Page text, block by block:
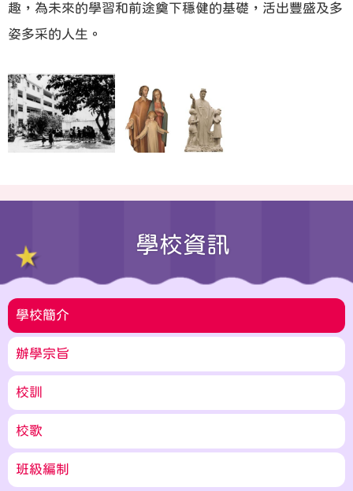
趣，為未來的學習和前途奠下穩健的基礎，活出豐盛及多
姿多采的人生。
學校資訊
學校簡介
辦學宗旨
校訓
校歌
班級編制